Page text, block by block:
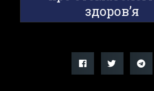
здоров’я